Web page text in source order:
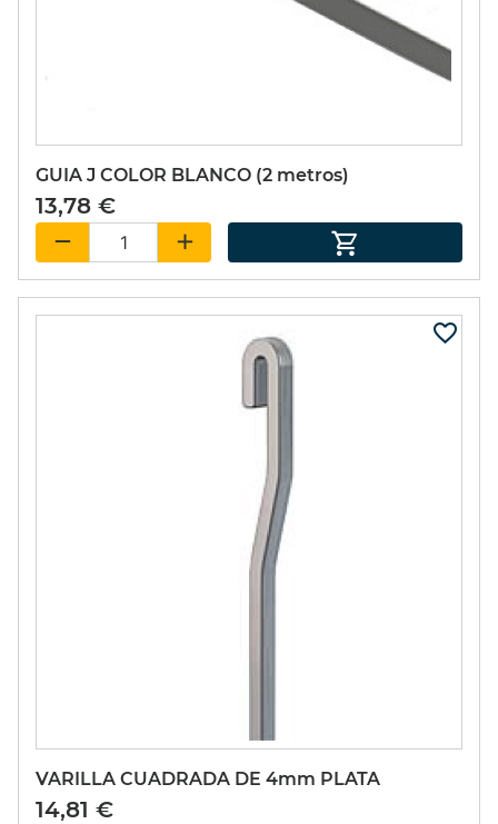
GUIA J COLOR BLANCO (2 metros)
13,78 €
VARILLA CUADRADA DE 4mm PLATA
14,81 €